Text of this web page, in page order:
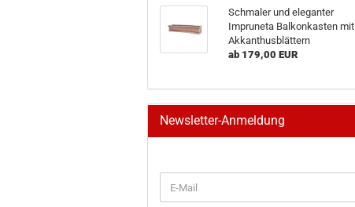
Schmaler und eleganter
Impruneta Balkonkasten mit
Akkanthusblättern
ab 179,00 EUR
Newsletter-Anmeldung
ZUR
E-
Mail